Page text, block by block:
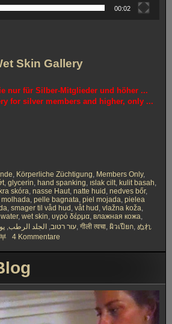
00:02
Skin Gallery
nur für Silber-Mitglieder und höher ...
for silver members and higher, only ...
Körperliche Züchtigung Members Only,
glycerin hand spanking ıslak cilt kulit basah
skóra nasse Haut natte huid nedves bőr,
pelle bagnata piel mojada pielea
smager til våd hud våt hud vlažna koža
water, wet skin υγρό δέρμα влажная кожа
עור רטוב الجلد الرطب गीली त्वचा ผิวเปียก ぬれ
4 Kommentare
Haut
Skin
Phenomenon